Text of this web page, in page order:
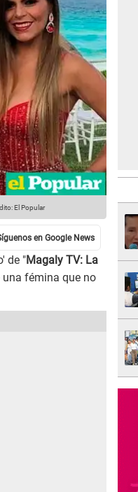
El Popular
de "Magaly TV: La
una fémina que no